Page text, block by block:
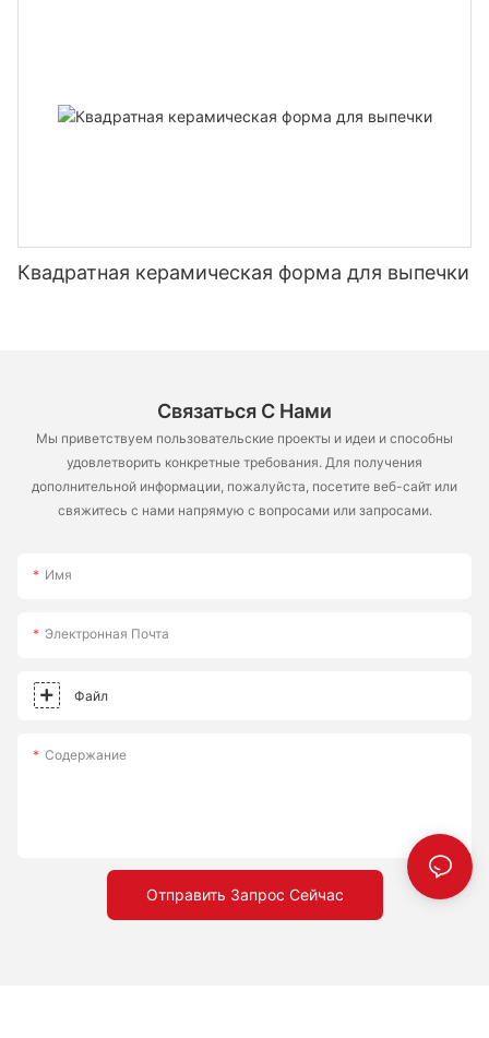
Квадратная керамическая форма для выпечки
Связаться С Нами
Мы приветствуем пользовательские проекты и идеи и способны
удовлетворить конкретные требования. Для получения
дополнительной информации, пожалуйста, посетите веб-сайт или
свяжитесь с нами напрямую с вопросами или запросами.
Имя
Электронная Почта
Файл
Содержание
Отправить Запрос Сейчас